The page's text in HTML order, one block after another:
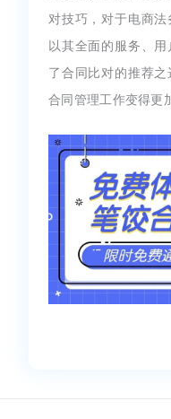
对技巧，对于电商
以其全面的服务、
了合同比对的推荐之
合同管理工作变得更